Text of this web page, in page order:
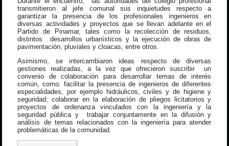
transmitieron al jefe comunal sus inquietudes respecto a
garantizar la presencia de los profesionales ingenieros en
diversas actividades y proyectos que se llevan adelante en el
Partido de Pinamar, tales como la recolección de residuos,
distintos desarrollos urbanísticos y la ejecución de obras de
pavimentación, pluviales y cloacas, entre otros.
Asimismo, se intercambiaron ideas respecto de diversas
gestiones realizadas, a la vez que ofrecieron suscribir un
convenio de colaboración para desarrollar temas de interés
común, como: facilitar la presencia de ingenieros de diferentes
especialidades, por ejemplo hidráulicos, civiles y de higiene y
seguridad; colaborar en la elaboración de pliegos licitatorios y
proyectos de ordenanza vinculados con la ingeniería y la
seguridad pública y trabajar conjuntamente en la difusión y
análisis de temas relacionados con la ingeniería para atender
problemáticas de la comunidad.